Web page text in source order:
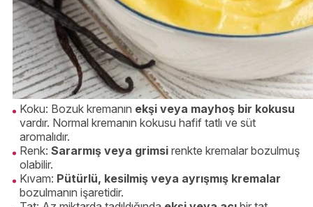
Koku: Bozuk kremanın ekşi veya mayhoş bir kokusu
vardır. Normal kremanın kokusu hafif tatlı ve süt
aromalıdır.
Renk: Sararmış veya grimsi renkte kremalar bozulmuş
olabilir.
Kıvam: Pütürlü, kesilmiş veya ayrışmış kremalar
bozulmanın işaretidir.